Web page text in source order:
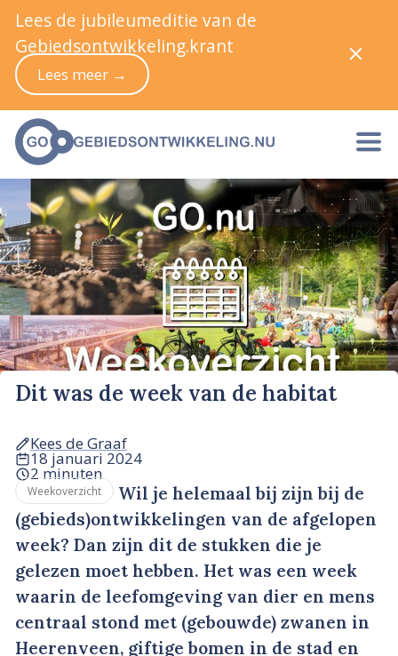
Dit was de week van de habitat
Kees de Graaf
18 januari 2024
2 minuten
Weekoverzicht
Wil je helemaal bij zijn bij de
(gebieds)ontwikkelingen van de afgelopen
week? Dan zijn dit de stukken die je
gelezen moet hebben. Het was een week
waarin de leefomgeving van dier en mens
centraal stond met (gebouwde) zwanen in
Heerenveen, giftige bomen in de stad en
Lees de jubileumeditie van de
Gebiedsontwikkeling.krant
Lees meer →